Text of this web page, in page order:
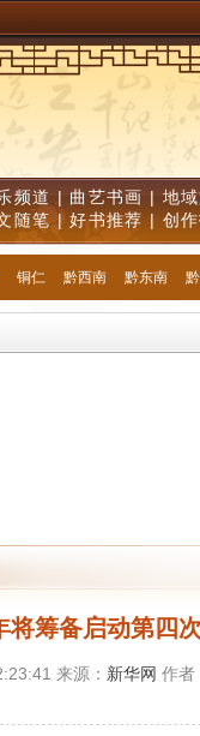
频道 | 曲艺书画 | 地
随笔 |好书推荐 | 创
铜仁 黔西南 黔东南
将筹备启动第四
来源： 新华网 作者